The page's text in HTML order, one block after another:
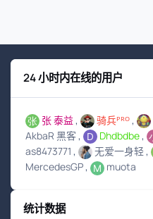
24 小时内在线的用户
张 泰益 骑兵ᴾᴿᴼ
AkbaR 黑客
Dhdbdbe
as8473771
无爱一身轻
MercedesGP
muota
统计数据